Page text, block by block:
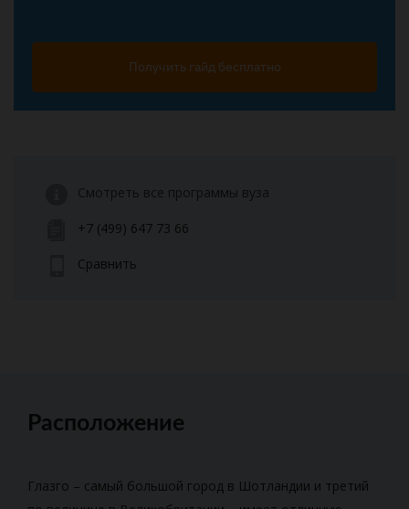
Получить гайд бесплатно
Смотреть все программы вуза
+7 (499) 647 73 66
Сравнить
Расположение
Глазго – самый большой город в Шотландии и третий